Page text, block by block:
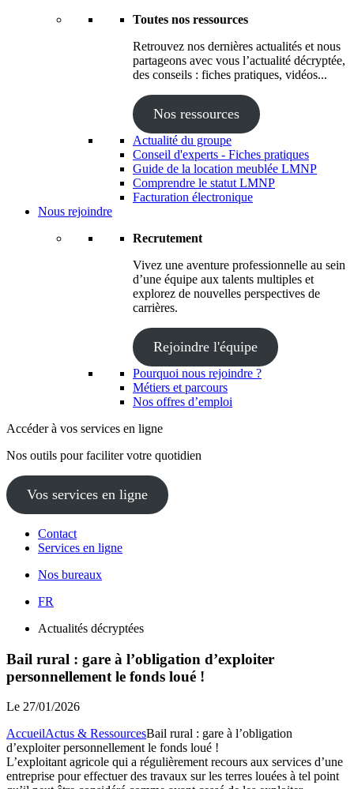
Toutes nos ressources
Retrouvez nos dernières actualités et nous
partageons avec vous l’actualité décryptée,
des conseils : fiches pratiques, vidéos...
Nos ressources
Actualité du groupe
Conseil d'experts - Fiches pratiques
Guide de la location meublée LMNP
Comprendre le statut LMNP
Facturation électronique
Nous rejoindre
Recrutement
Vivez une aventure professionnelle au sein
d’une équipe aux talents multiples et
explorez de nouvelles perspectives de
carrières.
Rejoindre l'équipe
Pourquoi nous rejoindre ?
Métiers et parcours
Nos offres d’emploi
Accéder à vos services en ligne
Nos outils pour faciliter votre quotidien
Vos services en ligne
Contact
Services en ligne
Nos bureaux
FR
Actualités décryptées
Bail rural : gare à l’obligation d’exploiter
personnellement le fonds loué !
Le 27/01/2026
AccueilActus & RessourcesBail rural : gare à l’obligation
d’exploiter personnellement le fonds loué !
L’exploitant agricole qui a régulièrement recours aux services d’une
entreprise pour effectuer des travaux sur les terres louées à tel point